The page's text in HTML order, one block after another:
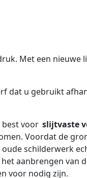
Met een nieuwe
dat u gebruikt
voor slijtvaste
Voordat de
schilderwerk
aanbrengen van
voor nodig zijn.